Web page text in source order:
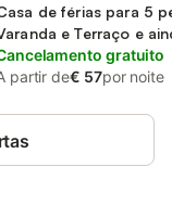
Castelo
de férias para 5
e Terraço e
gratuito
partir de€ 57por noite